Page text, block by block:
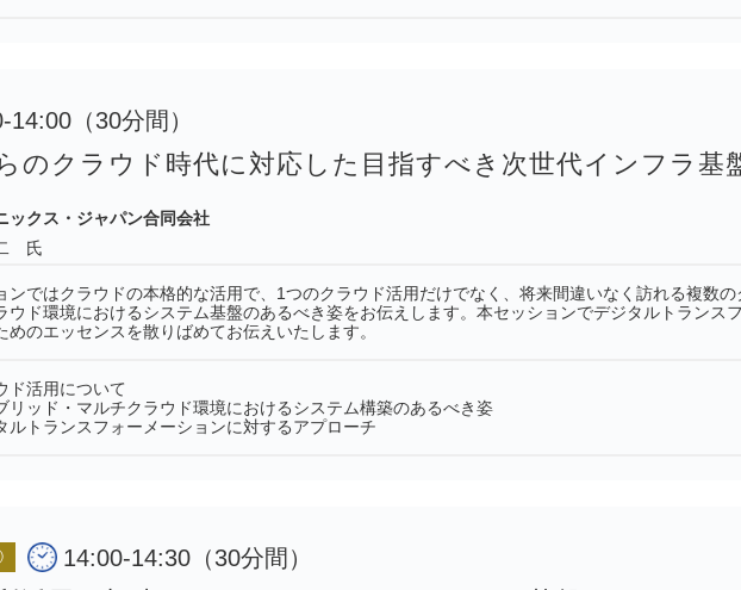
14:00（30分間）
のクラウド時代に対応した目指すべき次世代インフラ基
ックス・ジャパン合同会社
氏
ンではクラウドの本格的な活用で、1つのクラウド活用だけでなく、将来間違いなく訪れる複数
ウド環境におけるシステム基盤のあるべき姿をお伝えします。本セッションでデジタルトランス
めのエッセンスを散りばめてお伝えいたします。
ド活用について
リッド・マルチクラウド環境におけるシステム構築のあるべき姿
ルトランスフォーメーションに対するアプローチ
14:00-14:30（30分間）